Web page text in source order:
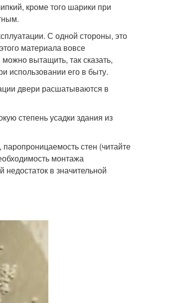
кроме того шарики при
С одной стороны, это
материала вовсе
вытащить, так сказать,
использовании его в быту.
двери расшатываются в
степень усадки здания из
стен (читайте
монтажа
в значительной